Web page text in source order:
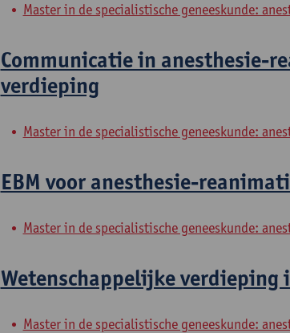
Master in de specialistische geneeskunde:
Communicatie in anesthesie-
verdieping
Master in de specialistische geneeskunde:
EBM voor anesthesie-
Master in de specialistische geneeskunde:
Wetenschappelijke
Master in de specialistische geneeskunde: